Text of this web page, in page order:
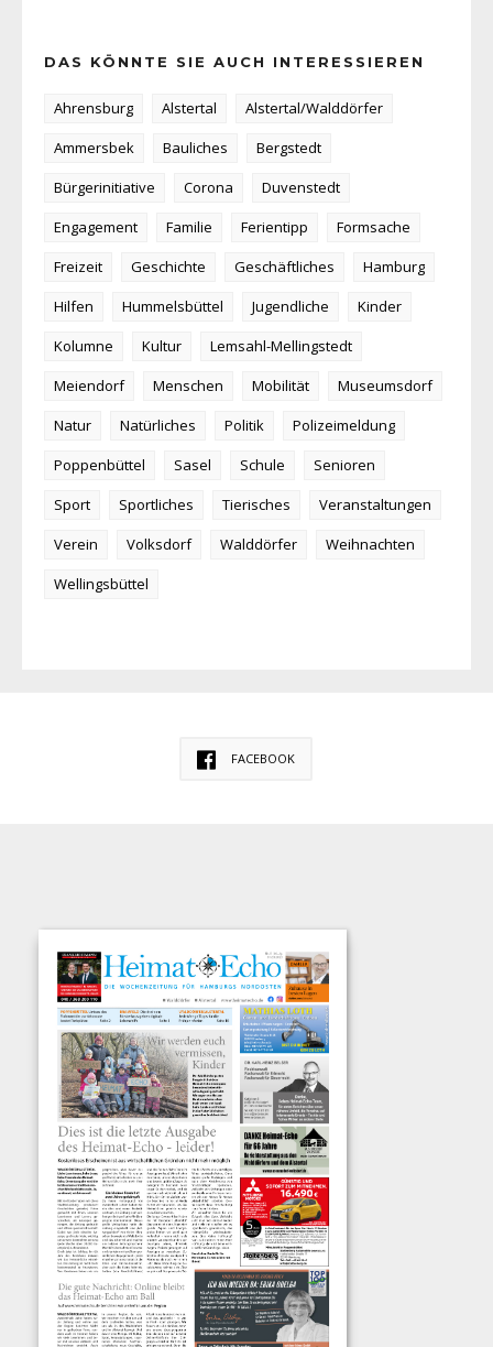
DAS KÖNNTE SIE AUCH INTERESSIEREN
Ahrensburg Alstertal
Alstertal/Walddörfer
Ammersbek
Bauliches
Bergstedt
Bürgerinitiative
Corona
Duvenstedt
Engagement
Familie Ferientipp
Formsache
Freizeit
Geschichte Geschäftliches
Hamburg
Hilfen
Hummelsbüttel Jugendliche
Kinder
Kolumne
Kultur
Lemsahl-Mellingstedt
Meiendorf
Menschen Mobilität
Museumsdorf
Natur
Natürliches Politik
Polizeimeldung
Poppenbüttel
Sasel Schule
Senioren
Sport
Sportliches Tierisches
Veranstaltungen
Verein
Volksdorf Walddörfer
Weihnachten
Wellingsbüttel
FACEBOOK